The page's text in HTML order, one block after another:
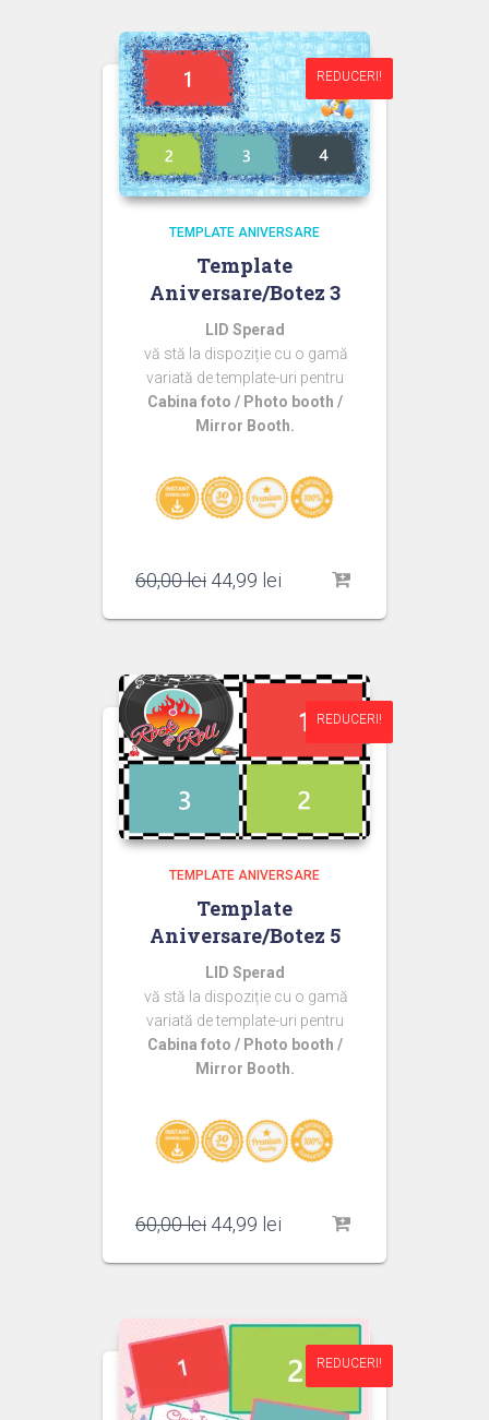
60,00 lei.
REDUCERI!
REDUCERI!
TEMPLATE ANIVERSARE
Template
Aniversare/Botez 3
LID Sperad
vă stă la dispoziție cu o gamă
variată de template-uri pentru
Cabina foto / Photo booth /
Mirror Booth.
60,00lei Prețul
a
60,00 lei.
44,99 lei
este:
REDUCERI!
REDUCERI!
TEMPLATE ANIVERSARE
Template
Aniversare/Botez 5
LID Sperad
vă stă la dispoziție cu o gamă
variată de template-uri pentru
Cabina foto / Photo booth /
Mirror Booth.
60,00lei Prețul
a
44,99 lei
este:
REDUCERI!
REDUCERI!